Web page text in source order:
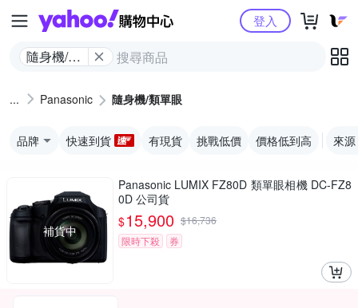
Yahoo購物中心
隨身機/類
登入
Panasonic 隨身機/類單眼
品牌 快速到貨 有現貨 挑戰低價 價格低到高 來源
補貨中
Panasonic LUMIX FZ80D 類單眼相機 DC-FZ8
0D 公司貨
$15,900 $16,736
限時下殺
券